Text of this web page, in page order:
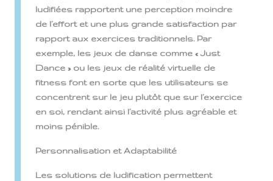
ludifiées rapportent une perception moindre
de l’effort et une plus grande satisfaction par
rapport aux exercices traditionnels. Par
exemple, les jeux de danse comme « Just
Dance » ou les jeux de réalité virtuelle de
fitness font en sorte que les utilisateurs se
concentrent sur le jeu plutôt que sur l’exercice
en soi, rendant ainsi l’activité plus agréable et
moins pénible.
Personnalisation et Adaptabilité
Les solutions de ludification permettent